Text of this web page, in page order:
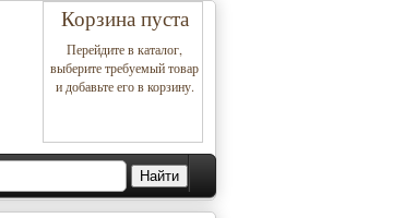
Корзина пуста
Перейдите в каталог,
выберите требуемый товар
и добавьте его в корзину.